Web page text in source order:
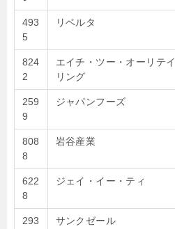
493
5
リベルタ
824
2
エイチ・ツー・オーリテイ
リング
259
9
ジャパンフーズ
808
8
岩谷産業
622
8
ジェイ・イー・ティ
293
サンクゼール